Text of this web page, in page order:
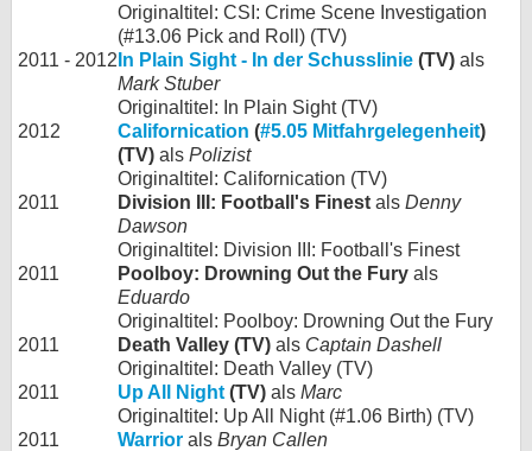
Originaltitel: CSI: Crime Scene Investigation
(#13.06 Pick and Roll) (TV)
2011 - 2012 In Plain Sight - In der Schusslinie (TV) als
Mark Stuber
Originaltitel: In Plain Sight (TV)
2012
Californication (#5.05 Mitfahrgelegenheit)
(TV) als Polizist
Originaltitel: Californication (TV)
2011
Division III: Football's Finest als Denny
Dawson
Originaltitel: Division III: Football's Finest
2011
Poolboy: Drowning Out the Fury als
Eduardo
Originaltitel: Poolboy: Drowning Out the Fury
2011
Death Valley (TV) als Captain Dashell
Originaltitel: Death Valley (TV)
2011
Up All Night (TV) als Marc
Originaltitel: Up All Night (#1.06 Birth) (TV)
2011
Warrior als Bryan Callen